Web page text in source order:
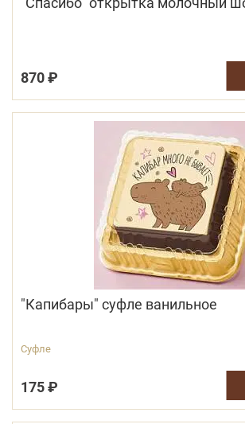
870 ₽
"Капибары" суфле ванильное
Суфле
175 ₽